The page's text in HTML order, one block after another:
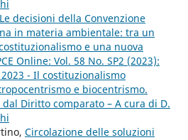
Le decisioni della Convenzione
in materia ambientale: tra un
e una nuova
Online: Vol. 58 No. SP2 (2023):
2023 - Il costituzionalismo
e biocentrismo.
Diritto comparato – A cura di D.
Circolazione delle soluzioni